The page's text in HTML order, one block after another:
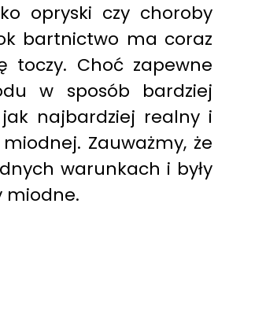
opryski czy choroby
bartnictwo ma coraz
toczy. Choć zapewne
w sposób bardziej
najbardziej realny i
Zauważmy, że
warunkach i były
miodne.